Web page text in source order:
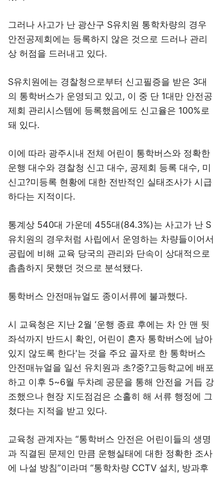
그러나 사고가 난 광산구 S유치원 통학차량의 경우
안전공제회에는 등록하지 않은 것으로 드러나 관리
상 허점을 드러내고 있다.
S유치원에는 경찰청으로부터 신고필증을 받은 3대
의 통학버스가 운영되고 있고, 이 중 단 1대만 안전공
제회 관리시스템에 등록했음에도 신고율은 100%로
돼 있다.
이에 따라 광주시내 전체 어린이 통학버스와 정확한
운행 대수와 경찰청 신고 대수, 공제회 등록 대수, 미
신고?미등록 현황에 대한 전반적인 실태조사가 시급
하다는 지적이다.
통계상 540대 가운데 455대(84.3%)는 사고가 난 S
유치원의 경우처럼 사립에서 운영하는 차량들이어서
공립에 비해 교육 당국의 관리와 단속이 상대적으로
촘촘하지 못했던 것으로 분석됐다.
통학버스 안전매뉴얼도 종이서류에 불과했다.
시 교육청은 지난 2월 ‘운행 종료 후에는 차 안 맨 뒷
좌석까지 반드시 확인, 어린이 혼자 통학버스에 남아
있지 않도록 한다'는 것을 주요 골자로 한 통학버스
안전매뉴얼을 일선 유치원과 초?중?고등학교에 배포
하고 이후 5~6월 두차례 공문을 통해 안전을 거듭 강
조했으나 현장 지도점검은 소홀히 해 서류 행정에 그
쳤다는 지적을 받고 있다.
교육청 관계자는 “통학버스 안전은 어린이들의 생명
과 직결된 문제인 만큼 운행실태에 대한 정확한 조사
에 나설 방침”이라며 “통학차량 CCTV 설치, 방과후